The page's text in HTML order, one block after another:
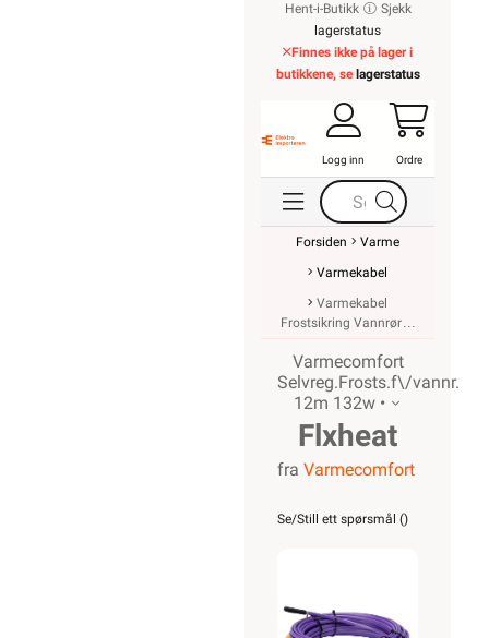
Hent-i-Butikk
Sjekk
lagerstatus
Finnes ikke på lager i
butikkene, se lagerstatus
Logg inn Ordre
Forsiden
Varme
Varmekabel
Varmekabel
Frostsikring Vannrør
Varmecomfort
Selvreg.Frosts.f\/vannr.
12m 132w •
Flxheat
selvreg.
13M
fra Varmecomfort
Se/Still ett spørsmål ()